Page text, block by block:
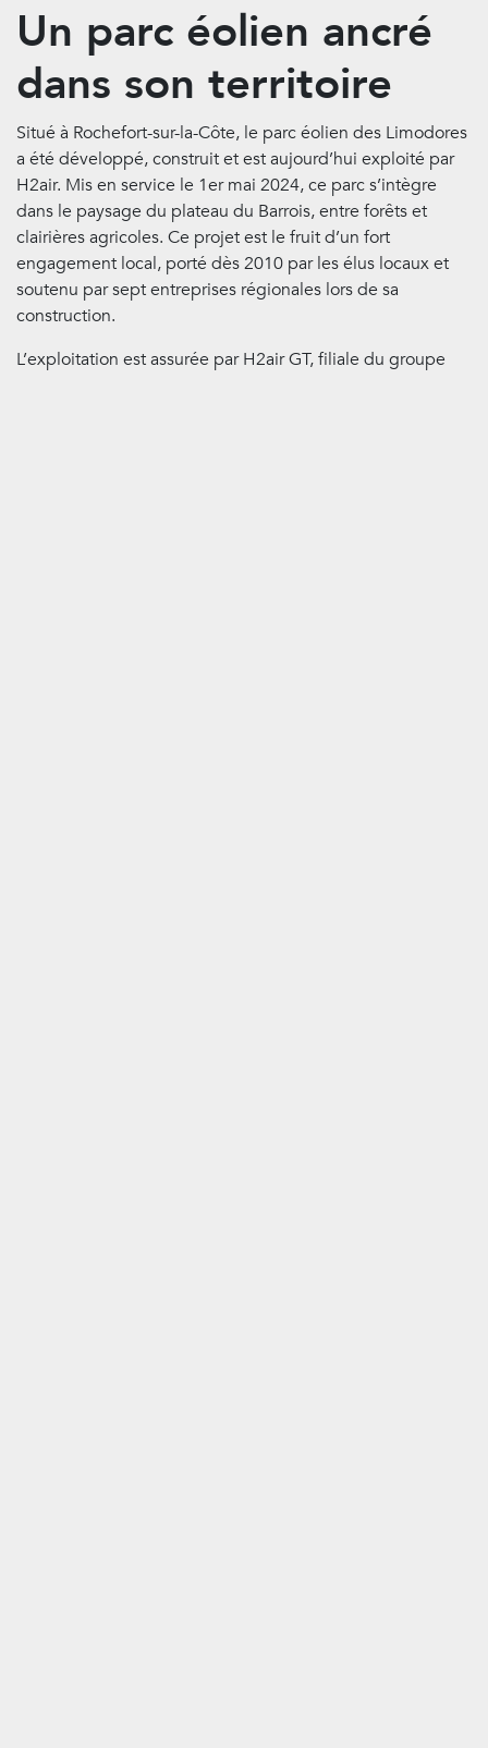
Un parc éolien ancré
dans son territoire
Situé à Rochefort-sur-la-Côte, le parc éolien des Limodores
a été développé, construit et est aujourd’hui exploité par
H2air. Mis en service le 1er mai 2024, ce parc s’intègre
dans le paysage du plateau du Barrois, entre forêts et
clairières agricoles. Ce projet est le fruit d’un fort
engagement local, porté dès 2010 par les élus locaux et
soutenu par sept entreprises régionales lors de sa
construction.
L’exploitation est assurée par H2air GT, filiale du groupe